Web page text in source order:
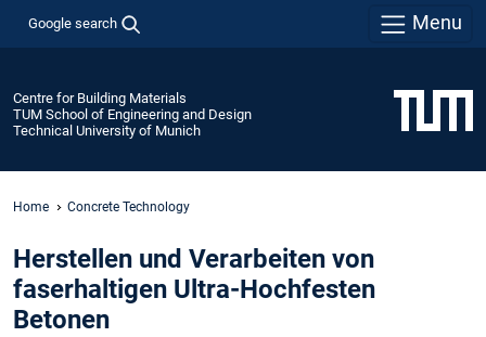
Google search Menu
Centre for Building Materials
TUM School of Engineering and Design
Technical University of Munich
Home Concrete Technology
Herstellen und Verarbeiten von
faserhaltigen Ultra-Hochfesten
Betonen